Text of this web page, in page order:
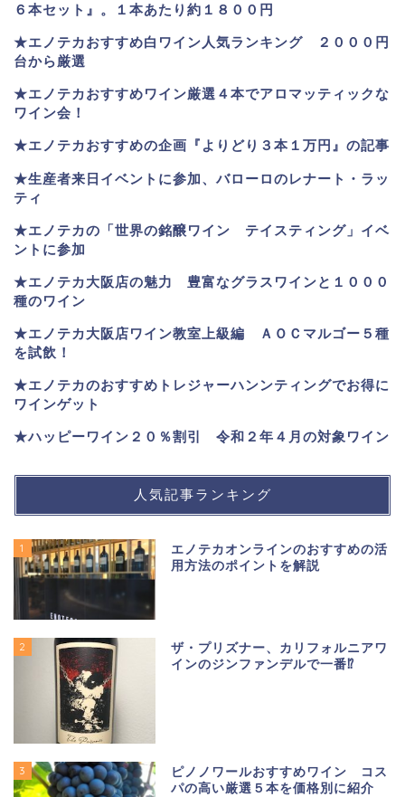
６本セット』。
１本あたり約１８００円
★エノテカおすすめ白ワイン人気ランキング ２０００円
台から厳選
★エノテカおすすめワイン厳選４本でアロマッティックな
ワイン会！
★エノテカおすすめの企画『よりどり３本１万円』の記事
★生産者来日イベントに参加、バローロのレナート・ラッ
ティ
★エノテカの「世界の銘醸ワイン テイスティング」イベ
ントに参加
★エノテカ大阪店の魅力 豊富なグラスワインと１０００
種のワイン
★エノテカ大阪店ワイン教室上級編 ＡＯＣマルゴー５種
を試飲！
★エノテカのおすすめトレジャーハンンティングでお得に
ワインゲット
★ハッピーワイン２０％割引 令和２年４月の対象ワイン
人気記事ランキング
1
エノテカオンラインのおすすめの活
用方法のポイントを解説
2
ザ・プリズナー、カリフォルニアワ
インのジンファンデルで一番⁉
3
ピノノワールおすすめワイン コス
パの高い厳選５本を価格別に紹介